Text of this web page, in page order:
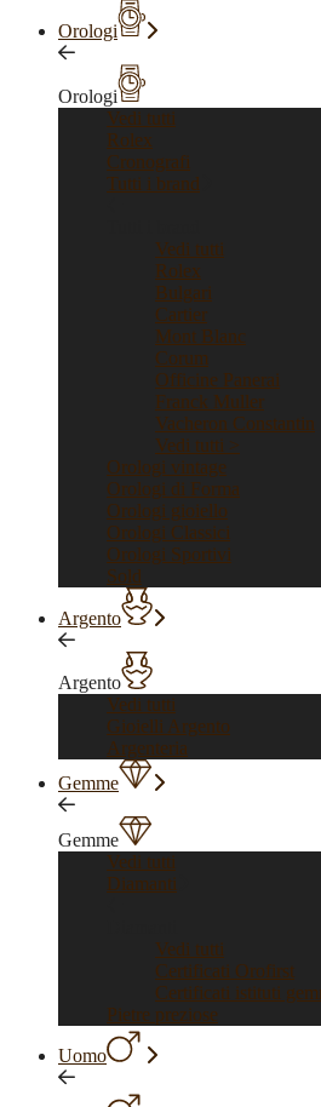
Orologi
Orologi
Vedi tutti
Rolex
Cronografi
Tutti i brand
Vedi tutti
Rolex
Bulgari
Cartier
Mont Blanc
Corum
Officine Panerai
Franck Muller
Vacheron Constantin
Vedi tutti >
Orologi vintage
Orologi di Forma
Orologi gioiello
Orologi Classici
Orologi Sportivi
Sold
Argento
Argento
Vedi tutti
Gioielli Argento
Argenteria
Gemme
Gemme
Vedi tutti
Diamanti
Vedi tutti
Certificati Orofirst
Certificati istituti
Pietre preziose
Uomo